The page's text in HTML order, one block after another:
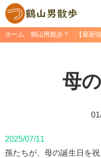
ホーム 鶴山男散歩？ 【最新
母
2025/07/11
孫たちが、母の誕生日を